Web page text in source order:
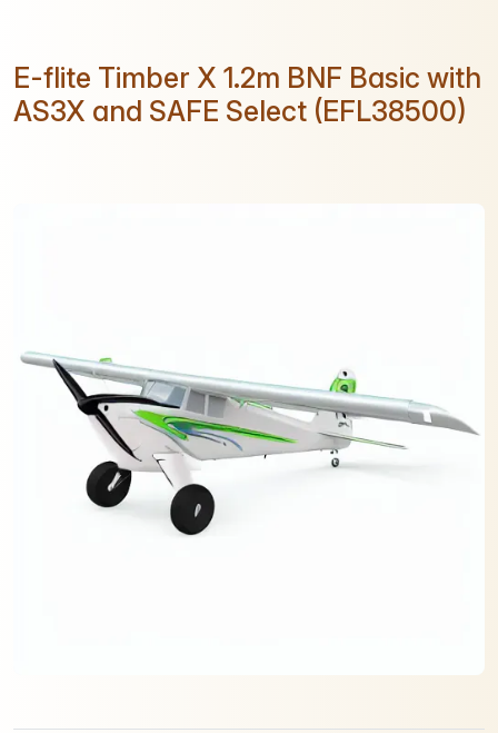
E-flite Timber X 1.2m BNF Basic with
AS3X and SAFE Select (EFL38500)